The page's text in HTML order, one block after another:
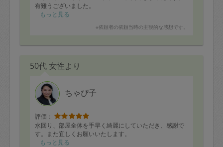
有難うございました。
もっと見る
※依頼者の依頼当時の主観的な感想です。
50代 女性より
ちゃぴ子
評価：
水回り、部屋全体を手早く綺麗にしていただき、感謝で
す。また宜しくお願いいたします。
もっと見る